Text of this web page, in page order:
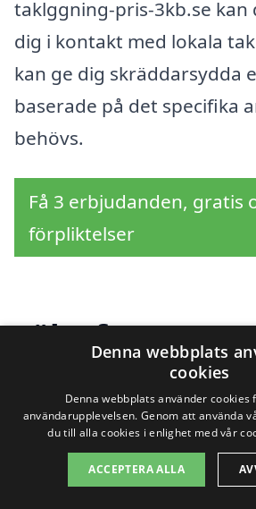
taklggning-pris-3kb.se kan
dig i kontakt med lokala
kan ge dig skräddarsydda
baserade på det specifika
behövs.
Få 3 erbjudanden, gratis
förpliktelser
Sök efter en
professionell för
takläggning i
städer nära
Denna webbplats
cookies
Denna webbplats använder
användarupplevelsen. Genom att använda
du till alla cookies i enlighet med vår
ACCEPTERA ALLA